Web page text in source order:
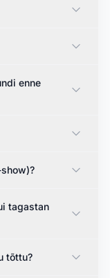
enne
tagastan
tõttu?